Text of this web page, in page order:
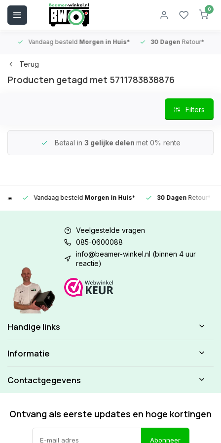
0
Vandaag besteldMorgen in Huis* 30 DagenRetour*
Terug
Producten getagd met 5711783838876
Filters
Betaal in 3 gelijke delen met 0% rente
Vandaag besteldMorgen in Huis* 30 DagenRetour*
Veelgestelde vragen
085-0600088
info@beamer-winkel.nl (binnen 4 uur
reactie)
Handige links
Informatie
Contactgegevens
Ontvang als eerste updates en hoge kortingen
Abonneer